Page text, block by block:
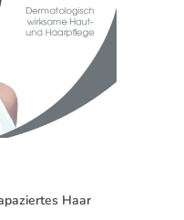
Haar